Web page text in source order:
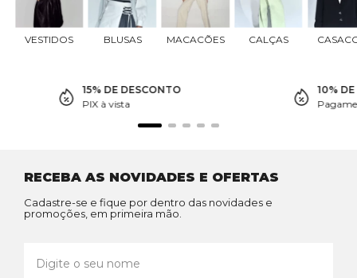
VESTIDOS BLUSAS MACACÕES CALÇAS
15% DE DESCONTO
PIX à vista
10%
RECEBA AS NOVIDADES E OFERTAS
Cadastre-se e fique por dentro das novidades e
promoções, em primeira mão.